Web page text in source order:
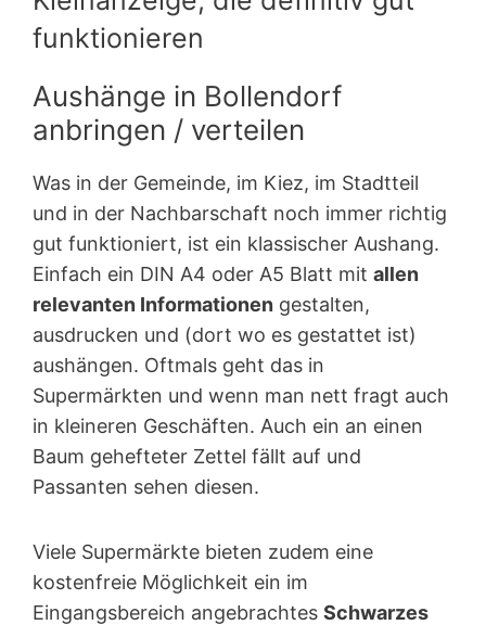
funktionieren
Aushänge in Bollendorf
anbringen / verteilen
Was in der Gemeinde, im Kiez, im Stadtteil
und in der Nachbarschaft noch immer richtig
gut funktioniert, ist ein klassischer Aushang.
Einfach ein DIN A4 oder A5 Blatt mit allen
relevanten Informationen gestalten,
ausdrucken und (dort wo es gestattet ist)
aushängen. Oftmals geht das in
Supermärkten und wenn man nett fragt auch
in kleineren Geschäften. Auch ein an einen
Baum gehefteter Zettel fällt auf und
Passanten sehen diesen.
Viele Supermärkte bieten zudem eine
kostenfreie Möglichkeit ein im
Eingangsbereich angebrachtes Schwarzes